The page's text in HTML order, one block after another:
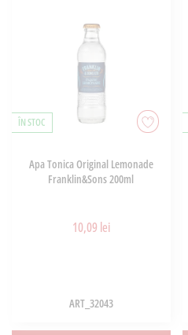
ÎN STOC
Apa Tonica Original Lemonade
Franklin&Sons 200ml
10,09 lei
ART_32043